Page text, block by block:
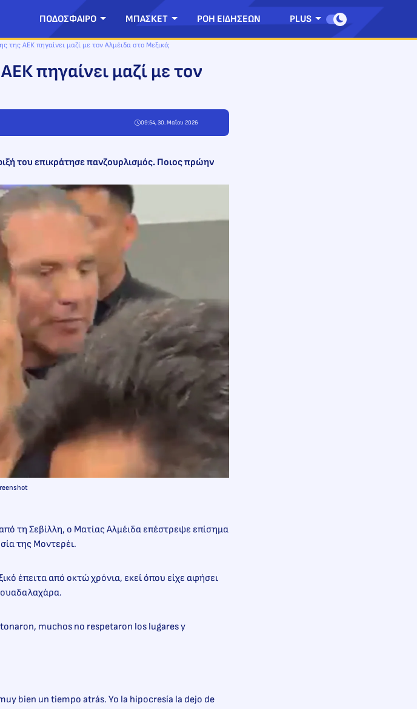
ΠΟΔΟΣΦΑΙΡΟ ΜΠΑΣΚΕΤ ΡΟΗ ΕΙΔΗΣΕΩΝ PLUS
της ΑΕΚ πηγαίνει μαζί με τον Αλμέιδα στο Μεξικό;
πηγαίνει μαζί με τον
09:54, 30. Μαΐου 2026
του επικράτησε πανζουρλισμός. Ποιος πρώην
τη Σεβίλλη, ο Ματίας Αλμέιδα επέστρεψε επίσημα
της Μοντερέι.
έπειτα από οκτώ χρόνια, εκεί όπου είχε αφήσει
muchos no respetaron los lugares y
bien un tiempo atrás. Yo la hipocresía la dejo de